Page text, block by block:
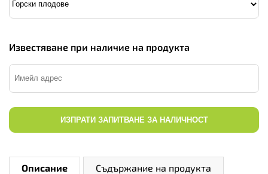
Известяване при наличие на продукта
ИЗПРАТИ ЗАПИТВАНЕ ЗА НАЛИЧНОСТ
Описание Съдържание на продукта